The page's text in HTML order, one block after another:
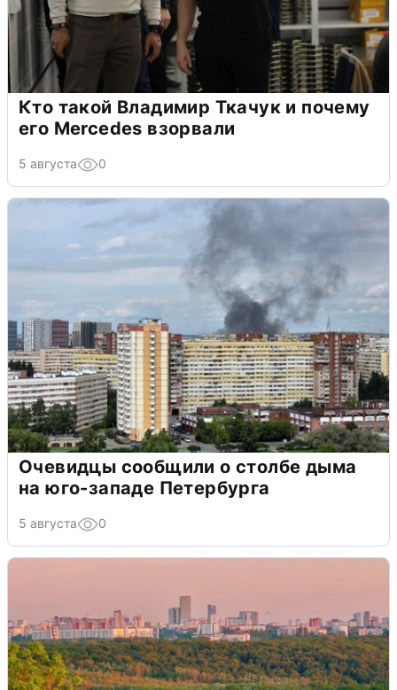
Кто такой Владимир Ткачук и почему
его Mercedes взорвали
5 августа 0
Очевидцы сообщили о столбе дыма
на юго-западе Петербурга
5 августа 0